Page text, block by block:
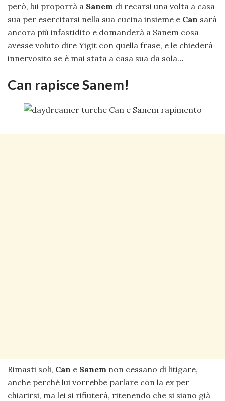
però, lui proporrà a Sanem di recarsi una volta a casa
sua per esercitarsi nella sua cucina insieme e Can sarà
ancora più infastidito e domanderà a Sanem cosa
avesse voluto dire Yigit con quella frase, e le chiederà
innervosito se è mai stata a casa sua da sola…
Can rapisce Sanem!
Rimasti soli, Can e Sanem non cessano di litigare,
anche perché lui vorrebbe parlare con la ex per
chiarirsi, ma lei si rifiuterà, ritenendo che si siano già